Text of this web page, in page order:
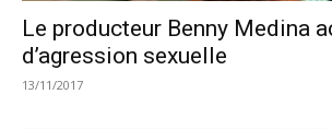
Le producteur Benny Medina
d’agression sexuelle
13/11/2017